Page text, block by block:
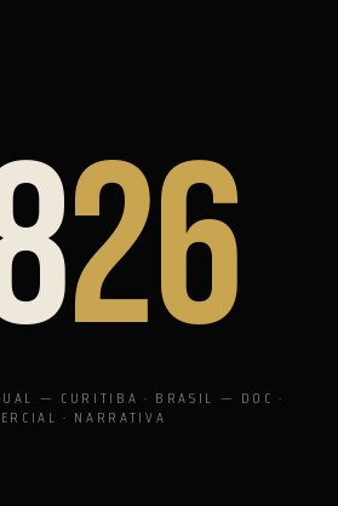
26
— CURITIBA · BRASIL — DOC ·
· NARRATIVA